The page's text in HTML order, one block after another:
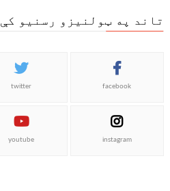
تاند په ټولنیزو رسنیو کې
facebook
twitter
instagram
youtube